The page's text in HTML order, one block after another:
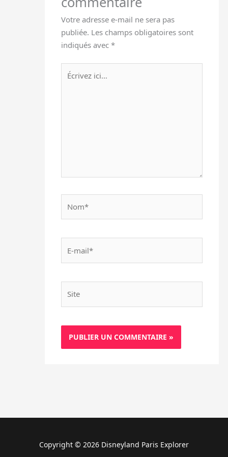
Votre adresse e-mail ne sera pas
publiée. Les champs obligatoires sont
indiqués avec*
Écrivez
ici…
mail*
Copyright © 2026 Disneyland Paris Explorer